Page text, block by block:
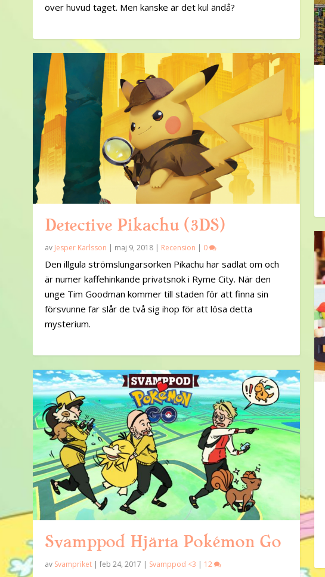
över huvud taget. Men kanske är det kul ändå?
Detective Pikachu (3DS)
av Jesper Karlsson | maj 9, 2018 | Recension | 0
Den illgula strömslungarsorken Pikachu har sadlat om och
är numer kaffehinkande privatsnok i Ryme City. När den
unge Tim Goodman kommer till staden för att finna sin
försvunne far slår de två sig ihop för att lösa detta
mysterium.
Svamppod Hjärta Pokémon Go
av Svampriket |feb 24, 2017 | Svamppod <3 | 12